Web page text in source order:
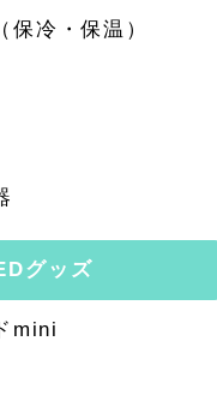
冷・保温）
グッズ
mini